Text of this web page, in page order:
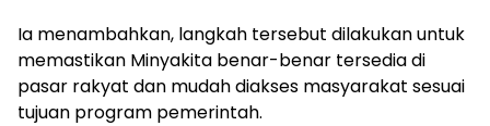
Ia menambahkan, langkah tersebut dilakukan untuk
memastikan Minyakita benar-benar tersedia di
pasar rakyat dan mudah diakses masyarakat sesuai
tujuan program pemerintah.